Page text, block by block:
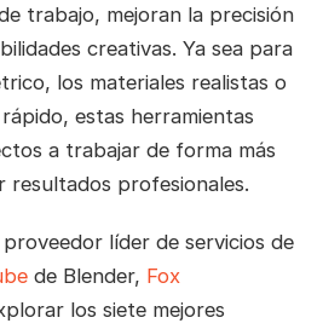
trabajo, mejoran la precisión
creativas. Ya sea para
los materiales realistas o
estas herramientas
a trabajar de forma más
resultados profesionales.
líder de servicios de
de Blender, Fox
los siete mejores